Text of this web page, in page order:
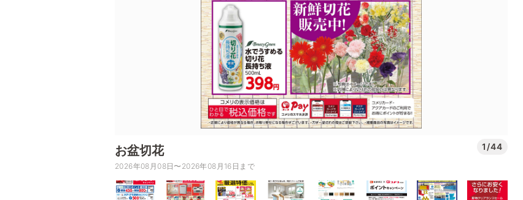
お盆切花 1/44
2026年08月08日〜2026年08月16日まで